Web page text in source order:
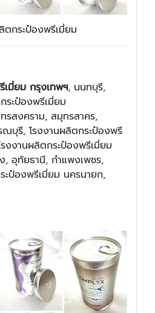
ตกระป๋องพรีเมี่ยม
เมี่ยม กรุงเทพฯ, นนทบุรี,
ระป๋องพรีเมี่ยม
รสงคราม, สมุทรสาคร,
บุรี, โรงงานผลิตกระป๋องพรี
งงานผลิตกระป๋องพรีเมี่ยม
, อุทัยธานี, กำแพงเพชร,
ะป๋องพรีเมี่ยม นครนายก,